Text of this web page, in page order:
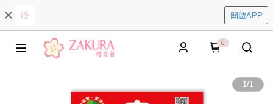
開啟APP
0
1/1